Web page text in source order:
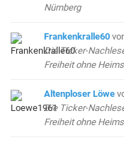
Nürnberg
Frankenkralle60
Die Ticker-
Freiheit ohne
Altenploser Löwe
Die Ticker-
Freiheit ohne